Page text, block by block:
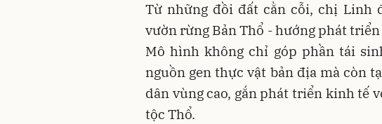
Từ những đồi đất cằn cỗi, chị Linh
vườn rừng Bản Thổ - hướng phát
Mô hình không chỉ góp phần tái
nguồn gen thực vật bản địa mà còn
dân vùng cao, gắn phát triển kinh tế
tộc Thổ.